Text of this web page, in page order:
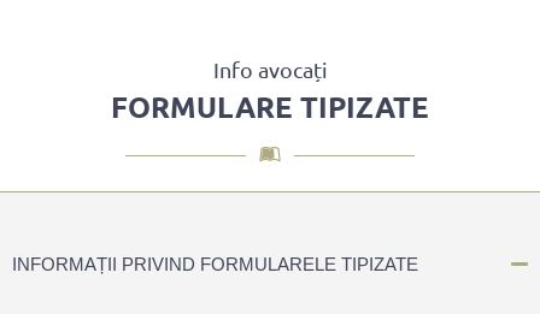
Info avocați
FORMULARE TIPIZATE
INFORMAȚII PRIVIND FORMULARELE TIPIZATE